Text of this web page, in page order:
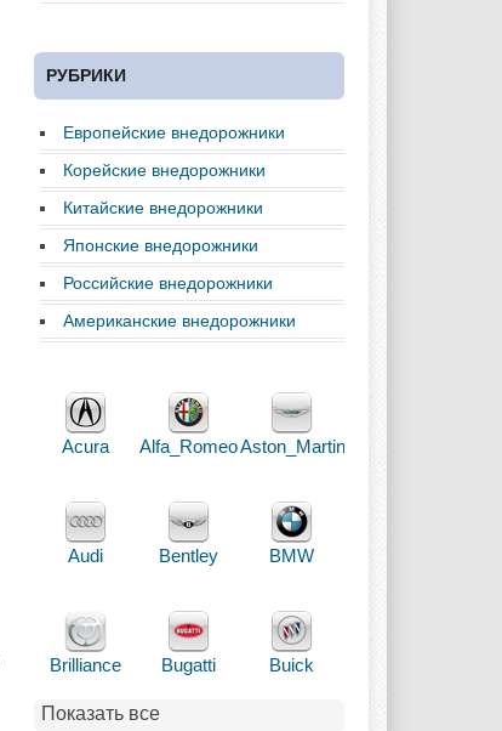
РУБРИКИ
Европейские внедорожники
Корейские внедорожники
Китайские внедорожники
Японские внедорожники
Российские внедорожники
Американские внедорожники
Acura Alfa_RomeoAston_Martin
Audi Bentley BMW
Brilliance Bugatti Buick
Показать все